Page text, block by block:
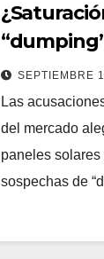
SEPTIEMBRE
Las
del mercado
paneles
sospechas de